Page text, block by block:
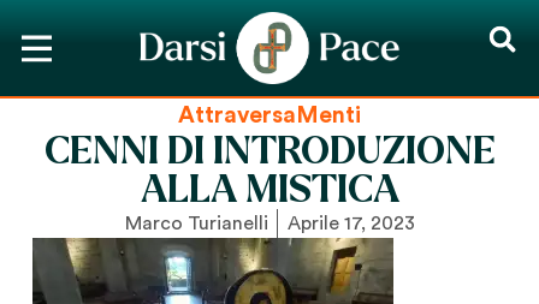
AttraversaMenti
CENNI DI INTRODUZIONE
ALLA MISTICA
Marco Turianelli Aprile 17, 2023